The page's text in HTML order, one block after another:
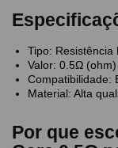
Tipo: Resistência
Valor: 0.5Ω (ohm)
Compatibilidade:
Material: Alta
Por que